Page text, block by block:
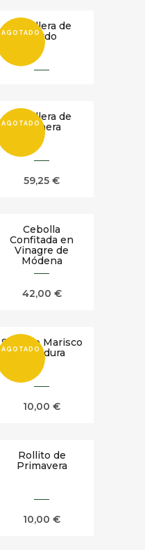
AGOTADO
Carrillera de
Cerdo
AGOTADO
Carrillera de
Ternera
59,25 €
Cebolla
Confitada en
Vinagre de
Módena
42,00 €
AGOTADO
Saco de Marisco
y Verdura
10,00 €
Rollito de
Primavera
10,00 €